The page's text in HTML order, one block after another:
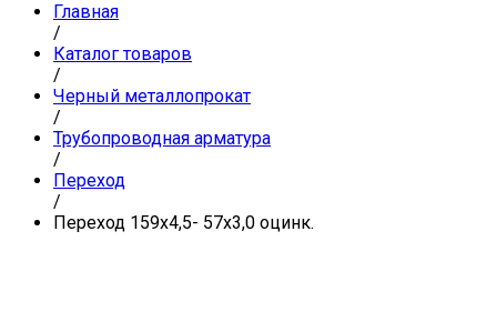
Главная
/
Каталог товаров
/
Черный металлопрокат
/
Трубопроводная арматура
/
Переход
/
Переход 159х4,5- 57х3,0 оцинк.